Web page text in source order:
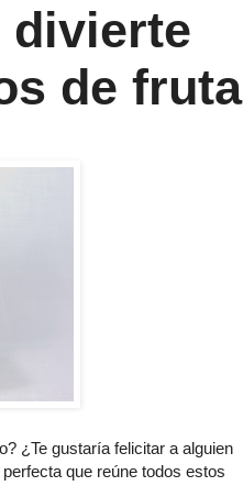
divierte
de fruta
¿Te gustaría felicitar a alguien
que reúne todos estos